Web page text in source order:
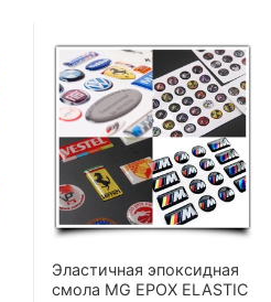
Эластичная эпоксидная
смола MG EPOX ELASTIC